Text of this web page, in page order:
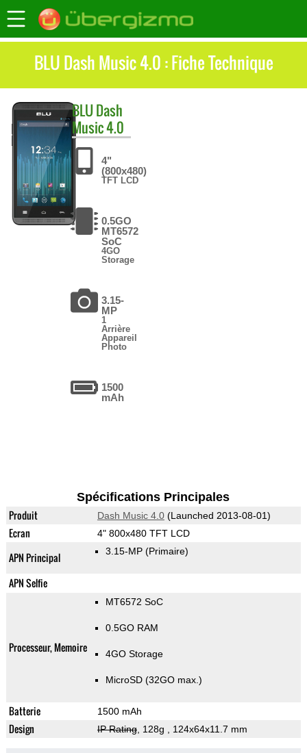
BLU Dash Music 4.0 : Fiche Technique
BLUDash
Music 4.0
4"
(800x480)
TFT LCD
0.5GO
MT6572
SoC
4GO
Storage
3.15-
MP
1
Arrière
Appareil
Photo
1500
mAh
Spécifications Principales
Produit Dash Music 4.0(Launched 2013-08-01)
Ecran 4" 800x480 TFT LCD
APN Principal 3.15-MP (Primaire)
APN Selfie
Processeur, Memoire
MT6572 SoC
0.5GO RAM
4GO Storage
MicroSD (32GO max.)
Batterie 1500 mAh
Design IP Rating, 128g , 124x64x11.7 mm